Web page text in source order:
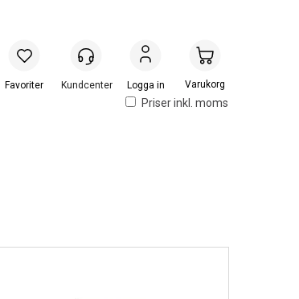
Priser inkl. moms
Logga in Handlevogn